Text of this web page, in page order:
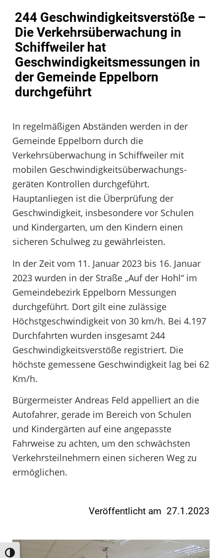
Umschalten auf hohe Kontraste
244 Geschwindigkeitsverstöße –
Die Verkehrsüberwachung in
Schiffweiler hat
Geschwindigkeitsmessungen in
der Gemeinde Eppelborn
durchgeführt
In regelmäßigen Abständen werden in der
Gemeinde Eppelborn durch die
Verkehrsüberwachung in Schiffweiler mit
mobilen Geschwindigkeitsüberwachungs-
geräten Kontrollen durchgeführt.
Hauptanliegen ist die Überprüfung der
Geschwindigkeit, insbesondere vor Schulen
und Kindergarten, um den Kindern einen
sicheren Schulweg zu gewährleisten.
In der Zeit vom 11. Januar 2023 bis 16. Januar
2023 wurden in der Straße „Auf der Hohl“ im
Gemeindebezirk Eppelborn Messungen
durchgeführt. Dort gilt eine zulässige
Höchstgeschwindigkeit von 30 km/h. Bei 4.197
Durchfahrten wurden insgesamt 244
Geschwindigkeitsverstöße registriert. Die
höchste gemessene Geschwindigkeit lag bei 62
Km/h.
Bürgermeister Andreas Feld appelliert an die
Autofahrer, gerade im Bereich von Schulen
und Kindergärten auf eine angepasste
Fahrweise zu achten, um den schwächsten
Verkehrsteilnehmern einen sicheren Weg zu
ermöglichen.
Veröffentlicht am 27.1.2023